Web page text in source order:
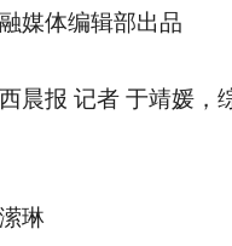
媒体编辑部出品
晨报 记者 于靖媛，
琳